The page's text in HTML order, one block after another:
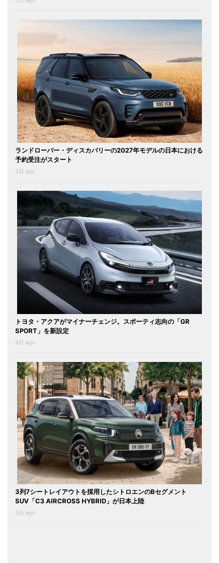
ランドローバー・ディスカバリーの2027年モデルの日本における
予約受注がスタート
2日 ago
トヨタ・アクアがマイナーチェンジ。スポーティ志向の「GR
SPORT」を新設定
4日 ago
3列7シートレイアウトを採用したシトロエンのBセグメント
SUV「C3 AIRCROSS HYBRID」が日本上陸
5日 ago